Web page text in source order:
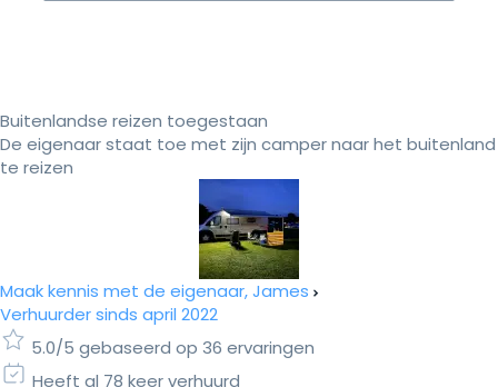
Buitenlandse reizen toegestaan
De eigenaar staat toe met zijn camper naar het buitenland
te reizen
Maak kennis met de eigenaar, James
Verhuurder sinds april 2022
5.0/5 gebaseerd op 36 ervaringen
Heeft al 78 keer verhuurd